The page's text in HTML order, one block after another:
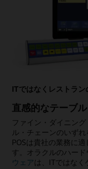
ITではなくレストラン
直感的なテーブ
ファイン・ダイニン
ル・チェーンのいず
POSは貴社の業務に
す。オラクルのハー
ウェアは、ITではなく